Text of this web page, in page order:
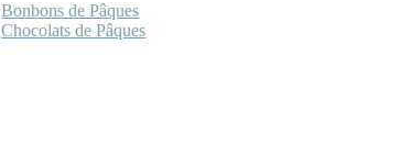
Bonbons de Pâques
Chocolats de Pâques